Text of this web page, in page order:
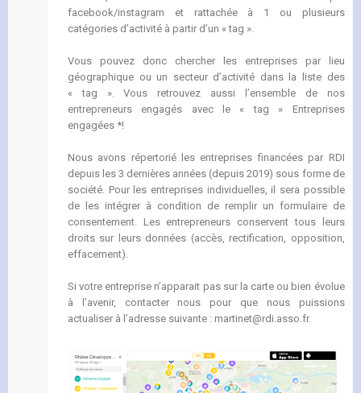
facebook/instagram et rattachée à 1 ou plusieurs
catégories d’activité à partir d’un « tag ».
Vous pouvez donc chercher les entreprises par lieu
géographique ou un secteur d’activité dans la liste des
« tag ». Vous retrouvez aussi l’ensemble de nos
entrepreneurs engagés avec le « tag » Entreprises
engagées *!
Nous avons répertorié les entreprises financées par RDI
depuis les 3 dernières années (depuis 2019) sous forme de
société. Pour les entreprises individuelles, il sera possible
de les intégrer à condition de remplir un formulaire de
consentement. Les entrepreneurs conservent tous leurs
droits sur leurs données (accès, rectification, opposition,
effacement).
Si votre entreprise n’apparait pas sur la carte ou bien évolue
à l’avenir, contacter nous pour que nous puissions
actualiser à l’adresse suivante : martinet@rdi.asso.fr.